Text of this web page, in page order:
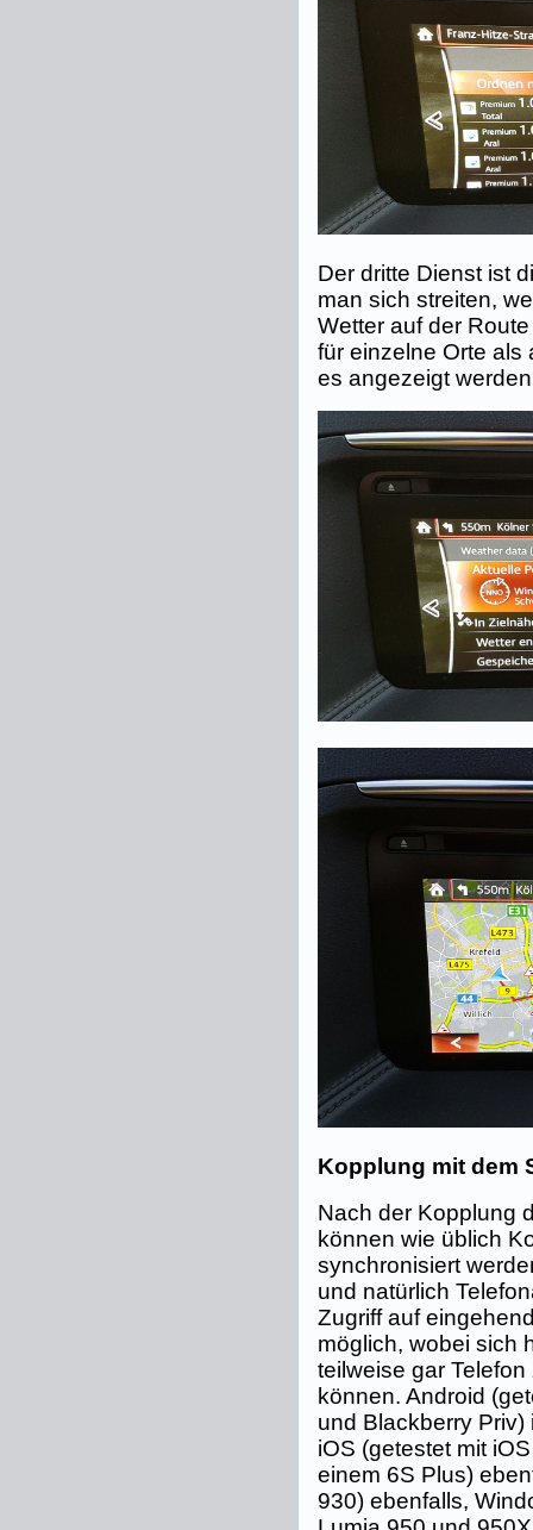
Der dritte Dienst ist
man sich streiten,
Wetter auf der
für einzelne Orte als
es angezeigt
Kopplung mit dem
Nach der Kopplung
können wie üblich
synchronisiert
und natürlich
Zugriff auf
möglich, wobei sich
teilweise gar
können. Android
und Blackberry
iOS (getestet mit
einem 6S Plus)
930) ebenfalls,